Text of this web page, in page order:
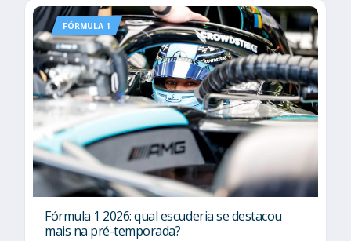
FÓRMULA 1
Fórmula 1 2026: qual escuderia se destacou
mais na pré-temporada?